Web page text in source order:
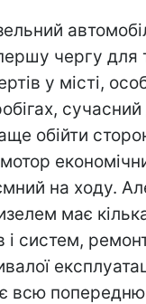
чергу для
у місті,
обійти
на ходу.
має
і систем,
всю попередню